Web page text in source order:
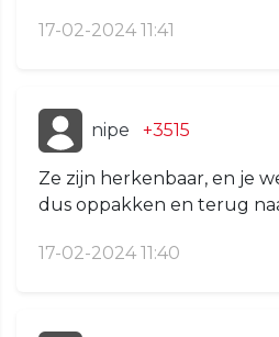
17-02-2024 11:41
nipe +3515
Ze zijn herkenbaar, en je
dus oppakken en terug
17-02-2024 11:40